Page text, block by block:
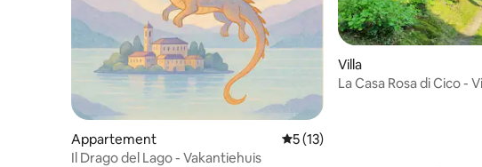
Appartement Gemiddelde beoordeling van 5
5 (13)
Il Drago del Lago - Vakantiehuis
Villa
La Casa Rosa di Cico -